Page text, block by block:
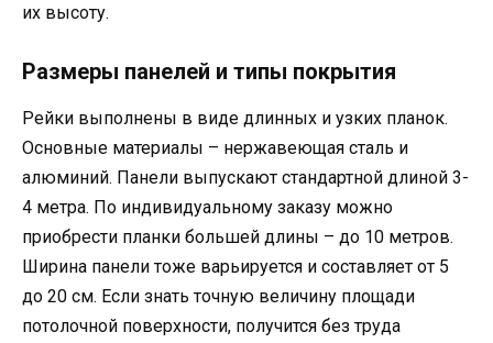
их высоту.
Размеры панелей и типы покрытия
Рейки выполнены в виде длинных и узких планок.
Основные материалы – нержавеющая сталь и
алюминий. Панели выпускают стандартной длиной 3-
4 метра. По индивидуальному заказу можно
приобрести планки большей длины – до 10 метров.
Ширина панели тоже варьируется и составляет от 5
до 20 см. Если знать точную величину площади
потолочной поверхности, получится без труда